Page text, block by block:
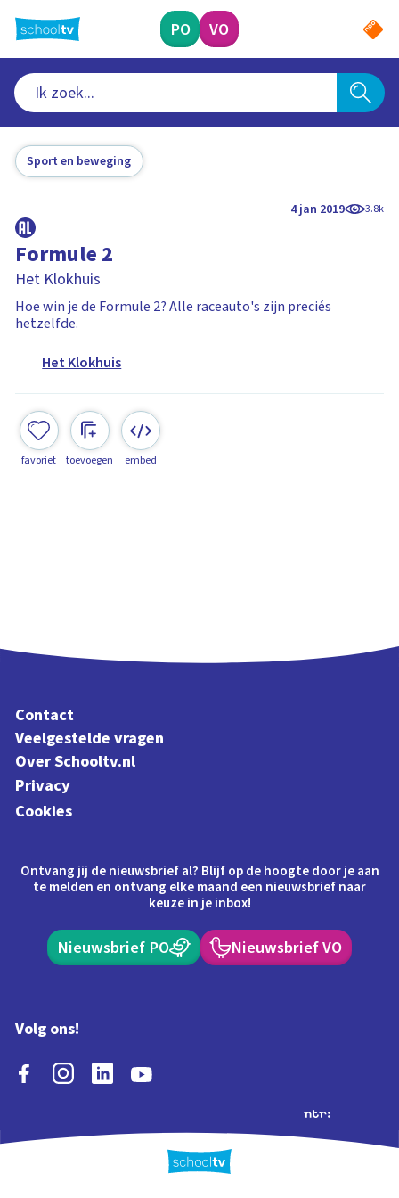
naar
hoofdinhoud
PO VO
Sport en beweging
4 jan 2019 3.8k
Formule 2
Het Klokhuis
Hoe win je de Formule 2? Alle raceauto's zijn preciés
hetzelfde.
Het Klokhuis
favoriet toevoegen embed
Contact
Veelgestelde vragen
Over Schooltv.nl
Privacy
Cookies
Ontvang jij de nieuwsbrief al? Blijf op de hoogte door je aan
te melden en ontvang elke maand een nieuwsbrief naar
keuze in je inbox!
Nieuwsbrief PO Nieuwsbrief VO
Volg ons!